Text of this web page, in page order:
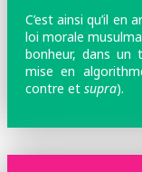
C’est ainsi qu’il
loi morale
bonheur, dans
mise en
contre et supra).